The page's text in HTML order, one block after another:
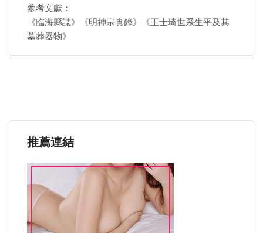
參考文獻：
《臨海縣誌》《明神宗實錄》《王士琦世系生平及其
墓葬器物》
推薦連結